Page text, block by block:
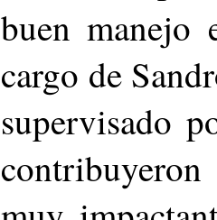
buen manejo
cargo de
supervisado